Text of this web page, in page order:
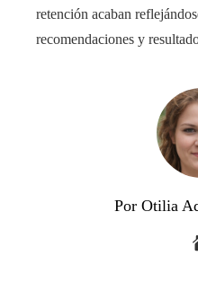
retención acaban
recomendaciones y
Por Otilia